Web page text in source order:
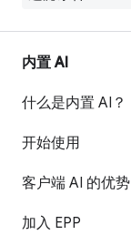
内置 AI
什么是内置 AI？
开始使用
客户端 AI 的优势
加入 EPP